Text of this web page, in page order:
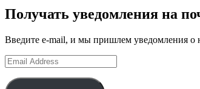
Получать уведомления на
Введите e-mail, и мы пришлем уведомления о
Email
Address